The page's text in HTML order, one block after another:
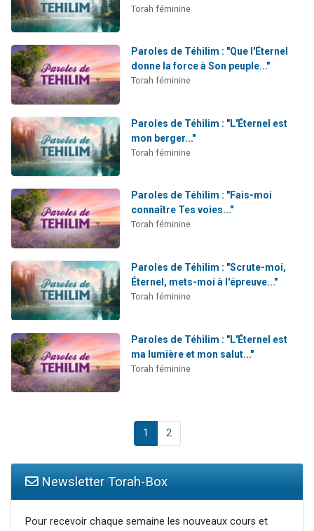
Torah féminine
Paroles de Téhilim : "Que l'Éternel
donne la force à Son peuple..."
Torah féminine
Paroles de Téhilim : "L'Éternel est
mon berger..."
Torah féminine
Paroles de Téhilim : "Fais-moi
connaître Tes voies..."
Torah féminine
Paroles de Téhilim : "Scrute-moi,
Éternel, mets-moi à l'épreuve..."
Torah féminine
Paroles de Téhilim : "L'Éternel est
ma lumière et mon salut..."
Torah féminine
1 2
Newsletter Torah-Box
Pour recevoir chaque semaine les nouveaux cours et